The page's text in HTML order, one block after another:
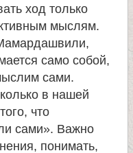
ход только
мыслям.
само собой,
сами.
в нашей
что
сами». Важно
понимать,